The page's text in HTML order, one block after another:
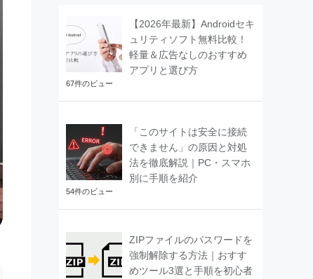
【2026年最新】Androidセキ
ュリティソフト無料比較！
軽量＆広告なしのおすすめ
アプリと選び方
67件のビュー
「このサイトは安全に接続
できません」の原因と対処
法を徹底解説｜PC・スマホ
別に手順を紹介
54件のビュー
ZIPファイルのパスワードを
強制解除する方法｜おすす
めツール3選と手順を初心者